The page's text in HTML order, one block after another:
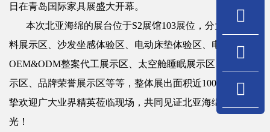
日在青岛国际家具展盛大开幕。
本次北亚海绵的展台位于S2展馆103展位，分为海绵材
料展示区、沙发坐感体验区、电动床垫体验区、电商
OEM&ODM整案代工展示区、太空舱睡眠展示区、面料展
示区、品牌荣誉展示区等等，整体展出面积近100平方，诚
挚欢迎广大业界精英莅临现场，共同见证北亚海绵的品牌荣
光！